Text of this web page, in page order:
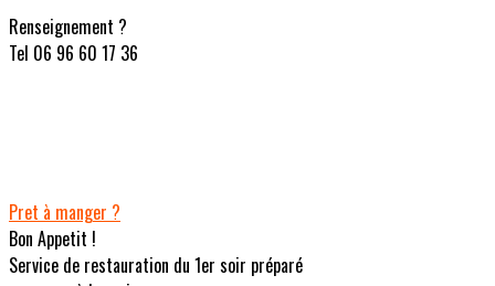
Renseignement ?
Tel 06 96 60 17 36
Pret à manger ?
Bon Appetit !
Service de restauration du 1er soir préparé